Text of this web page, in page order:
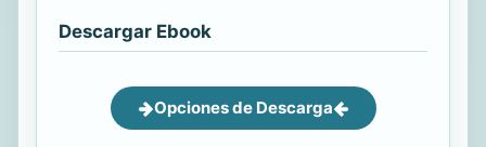
Descargar Ebook
Opciones de Descarga